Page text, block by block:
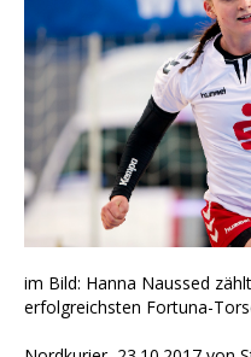
im Bild: Hanna Naussed
erfolgreichsten Fortuna-